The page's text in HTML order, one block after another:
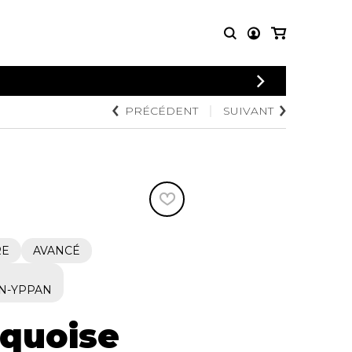
CONNEXION
PARTITIONS
POUR
Quatuor de saxophones
AUTRES
PRODUITS
Disques compacts et
DVDs
PRÉCÉDENT SUIVANT
AVANCÉ
YPPAN